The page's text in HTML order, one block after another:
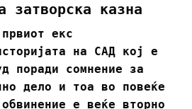
затворска казна
екс
на САД кој е
поради сомнение за
дело и тоа во повеќе
е веќе вторно